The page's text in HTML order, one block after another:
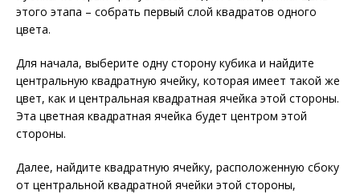
этого этапа – собрать первый слой квадратов одного
цвета.
Для начала, выберите одну сторону кубика и найдите
центральную квадратную ячейку, которая имеет такой же
цвет, как и центральная квадратная ячейка этой стороны.
Эта цветная квадратная ячейка будет центром этой
стороны.
Далее, найдите квадратную ячейку, расположенную сбоку
от центральной квадратной ячейки этой стороны,